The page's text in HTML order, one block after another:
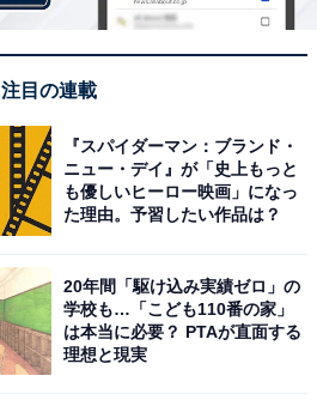
注目の連載
『スパイダーマン：ブランド・
ニュー・デイ』が「史上もっと
も優しいヒーロー映画」になっ
た理由。予習したい作品は？
20年間「駆け込み実績ゼロ」の
学校も…「こども110番の家」
は本当に必要？ PTAが直面する
理想と現実